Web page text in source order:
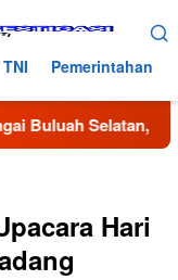
TNI Pemerintahan
Masyarakat
Hari